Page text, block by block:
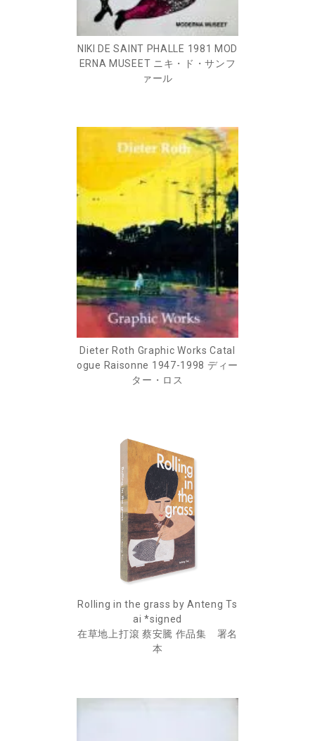
NIKI DE SAINT PHALLE 1981 MOD
ERNA MUSEET ニキ・ド・サンフ
ァール
Dieter Roth Graphic Works Catal
ogue Raisonne 1947-1998 ディー
ター・ロス
Rolling in the grass by Anteng Ts
ai *signed
在草地上打滾 蔡安騰 作品集 署名
本